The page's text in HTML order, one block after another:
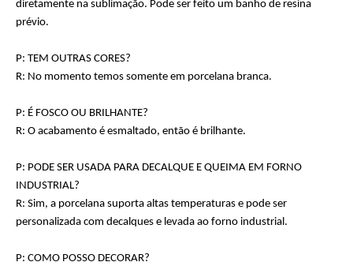
diretamente na sublimação. Pode ser feito um banho de resina
prévio.
P: TEM OUTRAS CORES?
R: No momento temos somente em porcelana branca.
P: É FOSCO OU BRILHANTE?
R: O acabamento é esmaltado, então é brilhante.
P: PODE SER USADA PARA DECALQUE E QUEIMA EM FORNO
INDUSTRIAL?
R: Sim, a porcelana suporta altas temperaturas e pode ser
personalizada com decalques e levada ao forno industrial.
P: COMO POSSO DECORAR?